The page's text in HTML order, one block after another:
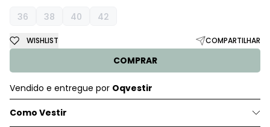
36 38 40 42
COMPRAR
WISHLIST COMPARTILHAR
Vendido e entregue por Oqvestir
Como Vestir